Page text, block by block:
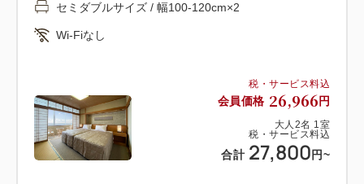
【送迎サービス】
お迎え＝JR蒲郡駅南口発 14:30と16:00の1日2便（要
お送り＝ホテル発 9:00と10:30の1日2便（JR蒲郡駅
行き）
【お願いとご注意】
税・サービス料込
会員価格 26,966 円
大人 2名 1室
税・サービス料込
合計 27,800 円~
セミダブルサイズ / 幅100-120cm×2
Wi-Fiなし